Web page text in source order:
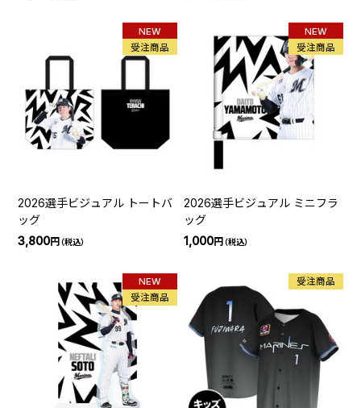
NEW
受注商品
2026選手ビジュアル トートバ
ッグ
3,800円（税込）
NEW
受注商品
2026選手ビジュアル ミニフラ
ッグ
1,000円（税込）
NEW
受注商品
受注商品